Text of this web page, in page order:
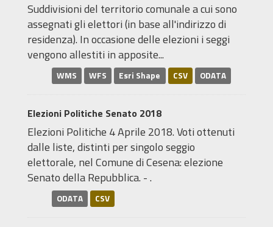
Suddivisioni del territorio comunale a cui sono
assegnati gli elettori (in base all'indirizzo di
residenza). In occasione delle elezioni i seggi
vengono allestiti in apposite...
WMS WFS Esri Shape CSV ODATA
Elezioni Politiche Senato 2018
Elezioni Politiche 4 Aprile 2018. Voti ottenuti
dalle liste, distinti per singolo seggio
elettorale, nel Comune di Cesena: elezione
Senato della Repubblica. - .
ODATA CSV